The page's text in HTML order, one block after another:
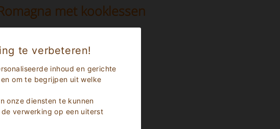
te verbeteren!
inhoud en gerichte
om te begrijpen uit welke
onze diensten te kunnen
verwerking op een uiterst
met kooklessen